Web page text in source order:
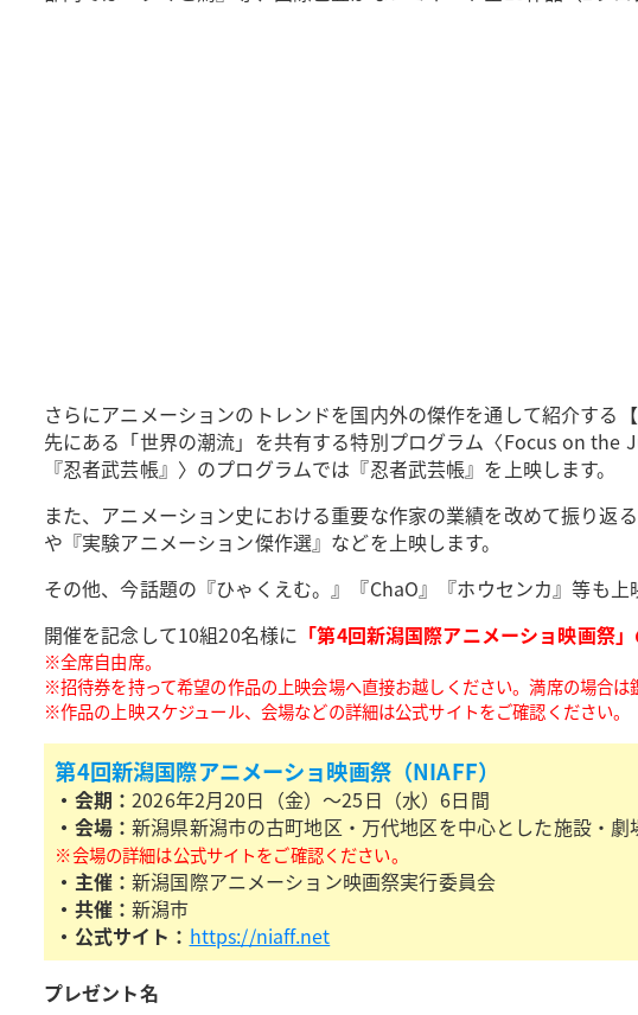
さらにアニメーションのトレンドを国内外の傑作を通して紹介する
先にある「世界の潮流」を共有する特別プログラム〈Focus on
『忍者武芸帳』〉のプログラムでは『忍者武芸帳』を上映します。
また、アニメーション史における重要な作家の業績を改めて振り返
や『実験アニメーション傑作選』などを上映します。
その他、今話題の『ひゃくえむ。』『ChaO』『ホウセンカ』等も
開催を記念して10組20名様に 「第4回新潟国際アニメーショ映画祭
※全席自由席。
※招待券を持って希望の作品の上映会場へ直接お越しください。満席の場合
※作品の上映スケジュール、会場などの詳細は公式サイトをご確認ください。
第4回新潟国際アニメーショ映画祭（NIAFF）
・会期：2026年2月20日（金）～25日（水）6日間
・会場：新潟県新潟市の古町地区・万代地区を中心とした施設・劇
※会場の詳細は公式サイトをご確認ください。
・主催：新潟国際アニメーション映画祭実行委員会
・共催：新潟市
・公式サイト： https://niaff.net
プレゼント名